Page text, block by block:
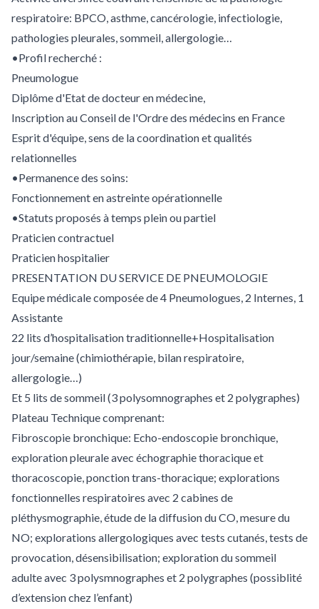
respiratoire: BPCO, asthme, cancérologie, infectiologie,
pathologies pleurales, sommeil, allergologie…
•Profil recherché :
Pneumologue
Diplôme d'Etat de docteur en médecine,
Inscription au Conseil de l'Ordre des médecins en France
Esprit d'équipe, sens de la coordination et qualités
relationnelles
•Permanence des soins:
Fonctionnement en astreinte opérationnelle
•Statuts proposés à temps plein ou partiel
Praticien contractuel
Praticien hospitalier
PRESENTATION DU SERVICE DE PNEUMOLOGIE
Equipe médicale composée de 4 Pneumologues, 2 Internes, 1
Assistante
22 lits d’hospitalisation traditionnelle+Hospitalisation
jour/semaine (chimiothérapie, bilan respiratoire,
allergologie…)
Et 5 lits de sommeil (3 polysomnographes et 2 polygraphes)
Plateau Technique comprenant:
Fibroscopie bronchique: Echo-endoscopie bronchique,
exploration pleurale avec échographie thoracique et
thoracoscopie, ponction trans-thoracique; explorations
fonctionnelles respiratoires avec 2 cabines de
pléthysmographie, étude de la diffusion du CO, mesure du
NO; explorations allergologiques avec tests cutanés, tests de
provocation, désensibilisation; exploration du sommeil
adulte avec 3 polysmnographes et 2 polygraphes (possiblité
d’extension chez l’enfant)